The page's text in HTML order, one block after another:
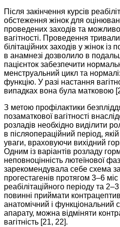
Після закінчення курсів
обстеження жінок для
проведених заходів та
вагітності. Проведення
білітаційних заходів у жінок із
в анамнезі дозволило в
пацієнток забезпечити
менструальний цикл та
функцію. У разі настання
випадках вона була матковою
З метою профілактики
позаматкової вагітності
розладів необхідно виділити
в післяопераційний період,
уваги, враховуючи вихідний
Одним із варіантів розладу
неповноцінність лютеїнової
зарекомендувала себе схема
прогестагенів протягом 3–6
реабілітаційного періоду та
повинні приймати
анатомічний і функціональний
апарату, можна відміняти
вагітність [21, 22].